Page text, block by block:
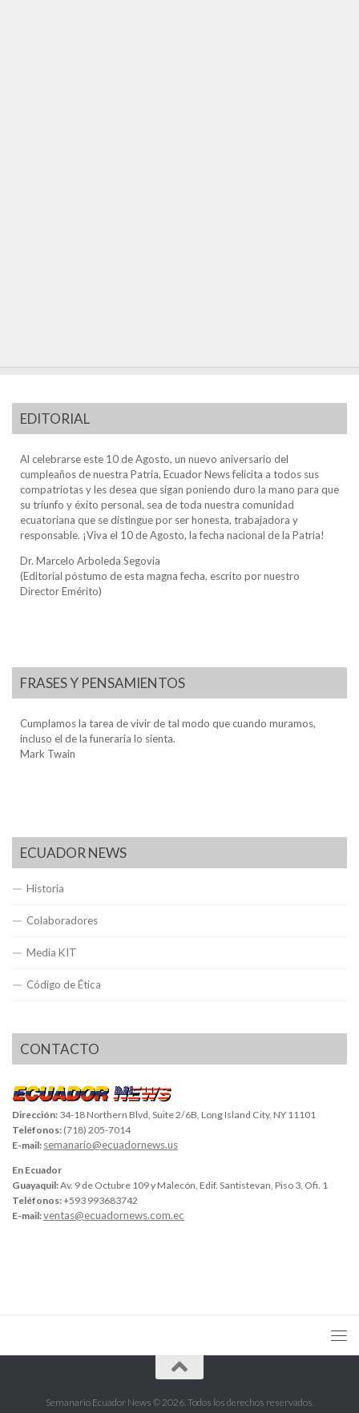
EDITORIAL
Al celebrarse este 10 de Agosto, un nuevo aniversario del
cumpleaños de nuestra Patria, Ecuador News felicita a todos sus
compatriotas y les desea que sigan poniendo duro la mano para que
su triunfo y éxito personal, sea de toda nuestra comunidad
ecuatoriana que se distingue por ser honesta, trabajadora y
responsable. ¡Viva el 10 de Agosto, la fecha nacional de la Patria!
Dr. Marcelo Arboleda Segovia
(Editorial póstumo de esta magna fecha, escrito por nuestro
Director Emérito)
FRASES Y PENSAMIENTOS
Cumplamos la tarea de vivir de tal modo que cuando muramos,
incluso el de la funeraria lo sienta.
Mark Twain
ECUADOR NEWS
Historia
Colaboradores
Media KIT
Código de Ética
CONTACTO
Dirección: 34-18 Northern Blvd, Suite 2/6B, Long Island City, NY 11101
Teléfonos: (718) 205-7014
E-mail: semanario@ecuadornews.us
En Ecuador
Guayaquil:Av. 9 de Octubre 109 y Malecón, Edif. Santistevan, Piso 3, Ofi. 1
Teléfonos:+593 993683742
E-mail:ventas@ecuadornews.com.ec
Semanario Ecuador News © 2026. Todos los derechos reservados.